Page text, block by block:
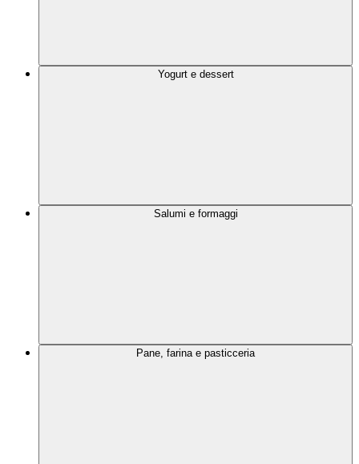
Yogurt e dessert
Salumi e formaggi
Pane, farina e pasticceria